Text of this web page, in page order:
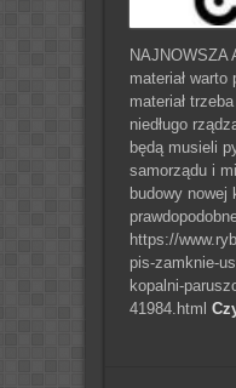
materiał
materiał
niedługo
będą musieli
samorządu i
budowy nowej
https://
pis-zamknie-
kopalni-
41984.html